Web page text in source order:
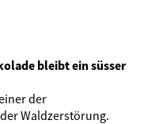
bleibt ein süsser
der
Waldzerstörung.